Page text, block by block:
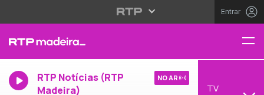
Entrar
RTP Notícias (RTP
Madeira)
NO AR
TV